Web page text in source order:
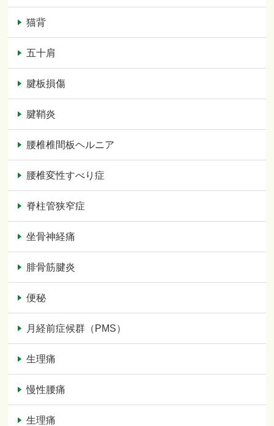
猫背
五十肩
腱板損傷
腱鞘炎
腰椎椎間板ヘルニア
腰椎変性すべり症
脊柱管狭窄症
坐骨神経痛
腓骨筋腱炎
便秘
月経前症候群（PMS）
生理痛
慢性腰痛
生理痛